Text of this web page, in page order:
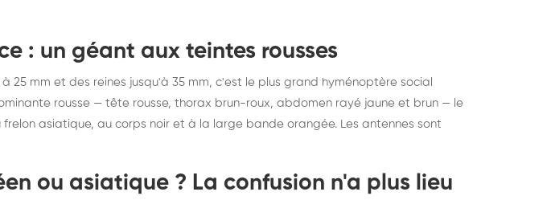
de
France
intervention partout en
: un géant aux teintes rousses
à 25 mm et des reines jusqu'à 35 mm, c'est le plus grand hyménoptère social
rousse — tête rousse, thorax brun-roux, abdomen rayé jaune et brun — le
asiatique, au corps noir et à la large bande orangée. Les antennes sont
ou asiatique ? La confusion n'a plus lieu